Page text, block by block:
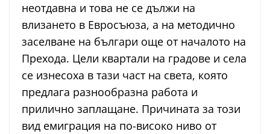
неотдавна и това не се дължи на
влизането в Евросъюза, а на методично
заселване на българи още от началото на
Прехода. Цели квартали на градове и села
се изнесоха в тази част на света, която
предлага разнообразна работа и
прилично заплащане. Причината за този
вид емиграция на по-високо ниво от